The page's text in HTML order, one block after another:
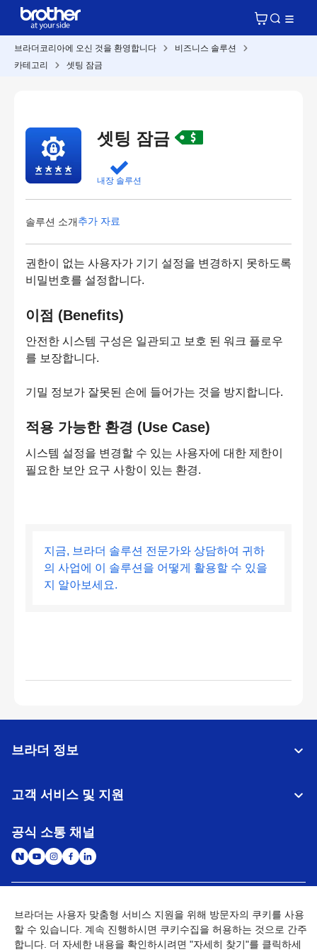
브라더코리아에 오신 것을 환영합니다
비즈니스 솔루션
카테고리
셋팅 잠금
셋팅 잠금
내장 솔루션
솔루션 소개추가 자료
권한이 없는 사용자가 기기 설정을 변경하지 못하도록
비밀번호를 설정합니다.
이점 (Benefits)
안전한 시스템 구성은 일관되고 보호 된 워크 플로우
를 보장합니다.
기밀 정보가 잘못된 손에 들어가는 것을 방지합니다.
적용 가능한 환경 (Use Case)
시스템 설정을 변경할 수 있는 사용자에 대한 제한이
필요한 보안 요구 사항이 있는 환경.
지금, 브라더 솔루션 전문가와 상담하여 귀하
의 사업에 이 솔루션을 어떻게 활용할 수 있을
지 알아보세요.
브라더는 사용자 맞춤형 서비스 지원을 위해 방문자의 쿠키를 사용
할 수 있습니다. 계속 진행하시면 쿠키수집을 허용하는 것으로 간주
합니다. 더 자세한 내용을 확인하시려면 "자세히 찾기"를 클릭하세
브라더 정보
고객 서비스 및 지원
공식 소통 채널
대한민국 글로벌 네트워크
개인정보처리방침 이용약관
사이트맵